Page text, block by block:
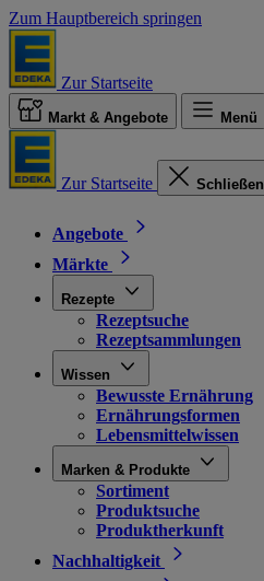
Zum Hauptbereich springen
Zur Startseite
Markt & Angebote Menü
Zur Startseite Schließen
Angebote
Märkte
Rezepte
Rezeptsuche
Rezeptsammlungen
Wissen
Bewusste Ernährung
Ernährungsformen
Lebensmittelwissen
Marken & Produkte
Sortiment
Produktsuche
Produktherkunft
Nachhaltigkeit